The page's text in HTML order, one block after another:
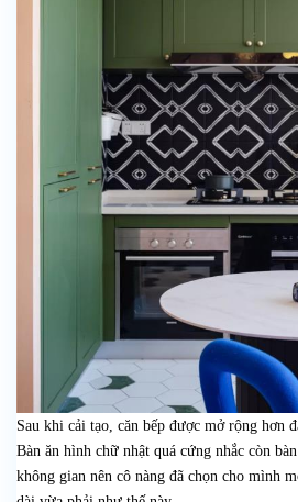
Sau khi cải tạo, căn bếp được mở rộng hơn
Bàn ăn hình chữ nhật quá cứng nhắc còn
không gian nên cô nàng đã chọn cho mình